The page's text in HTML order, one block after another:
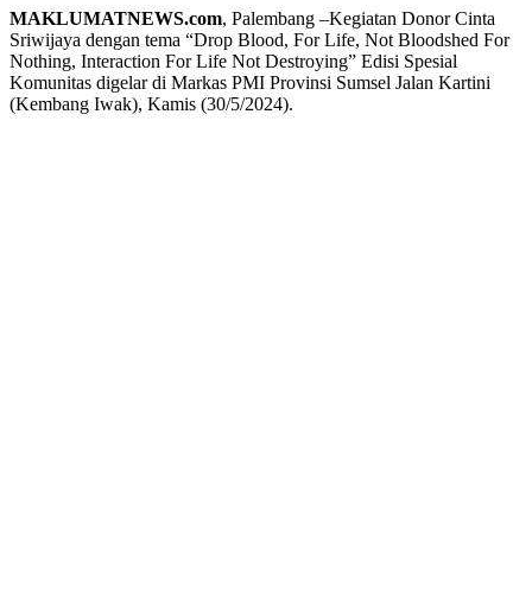
MAKLUMATNEWS.com, Palembang –Kegiatan Donor Cinta
Sriwijaya dengan tema “Drop Blood, For Life, Not Bloodshed For
Nothing, Interaction For Life Not Destroying” Edisi Spesial
Komunitas digelar di Markas PMI Provinsi Sumsel Jalan Kartini
(Kembang Iwak), Kamis (30/5/2024).